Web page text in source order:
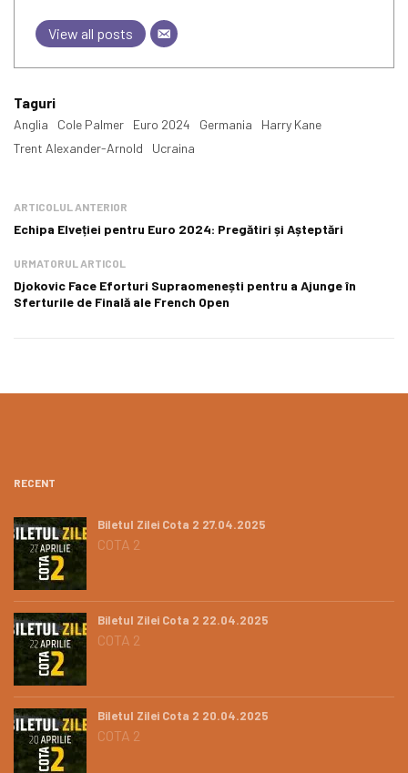
View all posts
Taguri
Anglia Cole Palmer Euro 2024 Germania
Harry Kane
Trent Alexander-Arnold
Ucraina
ARTICOLUL ANTERIOR
Echipa Elveției pentru Euro 2024: Pregătiri și Așteptări
URMATORUL ARTICOL
Djokovic Face Eforturi Supraomenești pentru a Ajunge în
Sferturile de Finală ale French Open
RECENT
Biletul Zilei Cota 2 27.04.2025
COTA 2
Biletul Zilei Cota 2 22.04.2025
COTA 2
Biletul Zilei Cota 2 20.04.2025
COTA 2